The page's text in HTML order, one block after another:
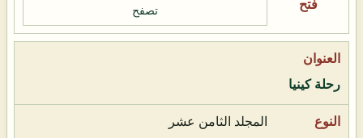
تصفح
رحلة كينيا
المجلد الثامن عشر